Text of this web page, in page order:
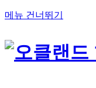
메뉴 건너뛰기